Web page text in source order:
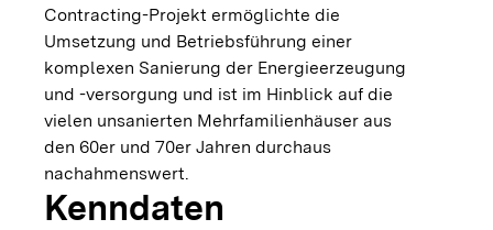
Contracting-Projekt ermöglichte die
Umsetzung und Betriebsführung einer
komplexen Sanierung der Energieerzeugung
und -versorgung und ist im Hinblick auf die
vielen unsanierten Mehrfamilienhäuser aus
den 60er und 70er Jahren durchaus
nachahmenswert.
Kenndaten